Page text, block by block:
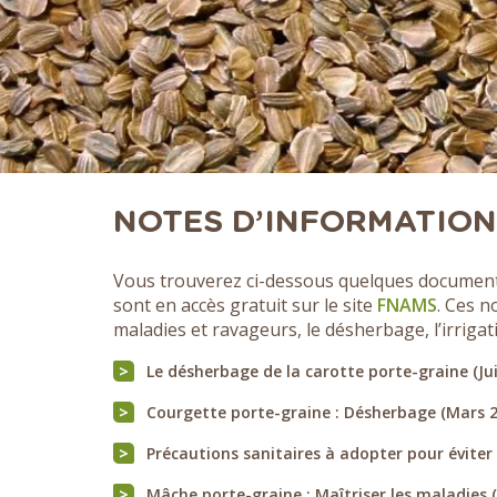
NOTES
Vous trouverez ci-dessous quelques
sont en accès gratuit sur le site FNAMS. Ces
maladies et ravageurs, le désherbage,
Le désherbage de la carotte porte-graine
Courgette porte-graine : Désherbage (Mars
Précautions sanitaires à adopter pour